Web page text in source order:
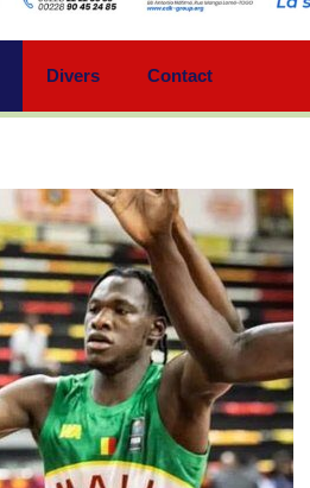
Divers Contact